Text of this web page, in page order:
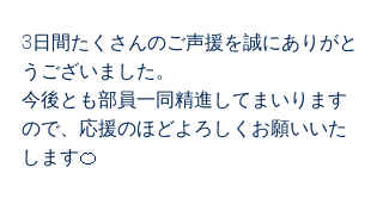
3日間たくさんのご声援を誠にありがと
うございました。
今後とも部員一同精進してまいります
ので、応援のほどよろしくお願いいた
します🍊